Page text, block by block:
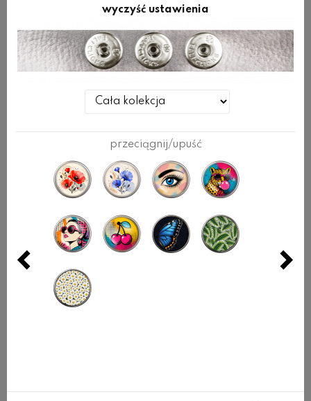
wyczyść ustawienia
przeciągnij/upuść
13 CZARNA
GŁADKA
80,00 zł
26,00 zł
Produkty w tej samej kategorii